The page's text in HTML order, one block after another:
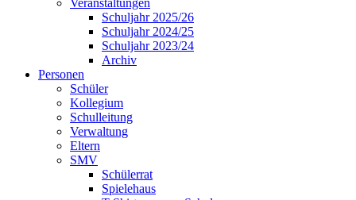
Veranstaltungen
Schuljahr 2025/26
Schuljahr 2024/25
Schuljahr 2023/24
Archiv
Personen
Schüler
Kollegium
Schulleitung
Verwaltung
Eltern
SMV
Schülerrat
Spielehaus